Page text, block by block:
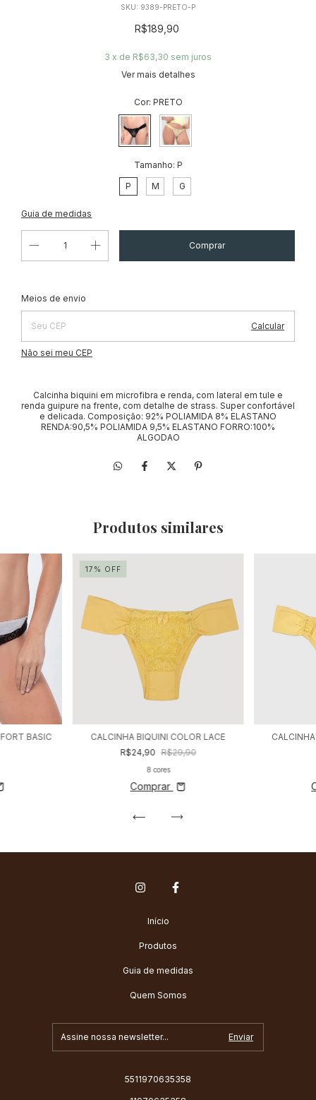
SKU: 9389-PRETO-P
R$189,90
3 x de R$63,30 sem juros
Ver mais detalhes
Cor: PRETO
Tamanho: P
P
M G
Guia de medidas
Entregas para o CEP:
Meios de envio
Calcular
Não sei meu CEP
Calcinha biquini em microfibra e renda, com lateral em tule e
renda guipure na frente, com detalhe de strass. Super confortável
e delicada. Composição: 92% POLIAMIDA 8% ELASTANO
RENDA:90,5% POLIAMIDA 9,5% ELASTANO FORRO:100%
ALGODAO
Produtos similares
BASIC
17 % OFF
CALCINHA BIQUINI COLOR LACE
R$24,90 R$29,90
8 cores
Comprar
Início
Produtos
Guia de medidas
Quem Somos
5511970635358